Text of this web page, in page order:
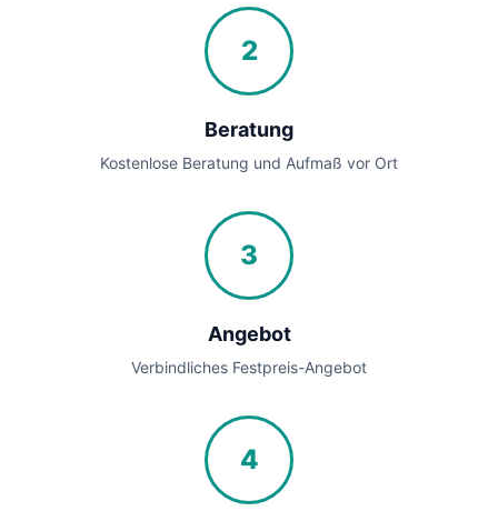
2
Beratung
Kostenlose Beratung und Aufmaß vor Ort
3
Angebot
Verbindliches Festpreis-Angebot
4